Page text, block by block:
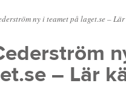
ny i teamet på laget.se –
– Lär